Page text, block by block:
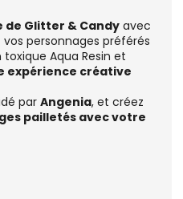
de Glitter & Candy avec
vos personnages préférés
Aqua Resin et
expérience créative
parAngenia, et créez
pailletés avec votre